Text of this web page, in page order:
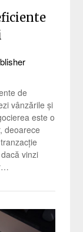
de
vânzările și
este o
deoarece
vinzi